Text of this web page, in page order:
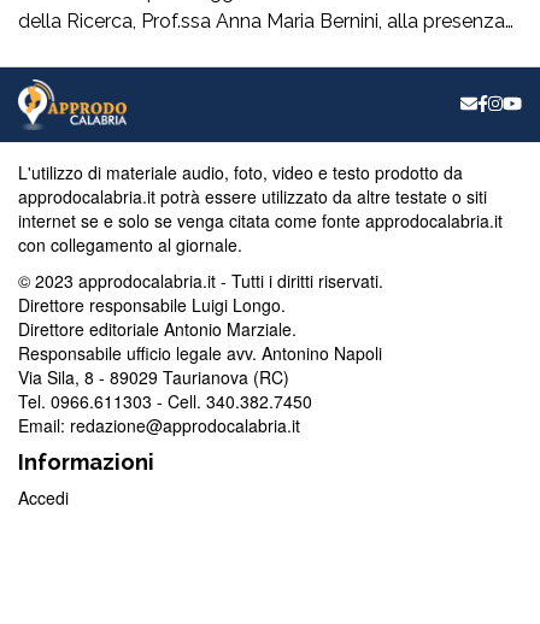
della Ricerca, Prof.ssa Anna Maria Bernini, alla presenza
arrivo, il Ministro ha inaugurato un nuovo spazio verde
denominato “Oasi Mediterranea”, realizzato dall’Unità
Verde e Decoro di Ateneo con l’ausilio delle maestranze
[…]
L'utilizzo di materiale audio, foto, video e testo prodotto da
approdocalabria.it potrà essere utilizzato da altre testate o siti
internet se e solo se venga citata come fonte approdocalabria.it
con collegamento al giornale.
© 2023 approdocalabria.it - Tutti i diritti riservati.
Direttore responsabile Luigi Longo.
Direttore editoriale Antonio Marziale.
Responsabile ufficio legale avv. Antonino Napoli
Via Sila, 8 - 89029 Taurianova (RC)
Tel. 0966.611303 - Cell. 340.382.7450
Email: redazione@approdocalabria.it
Informazioni
Accedi